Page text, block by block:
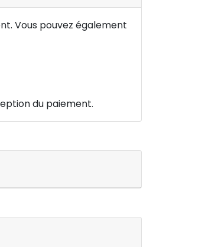
Vous pouvez également
du paiement.